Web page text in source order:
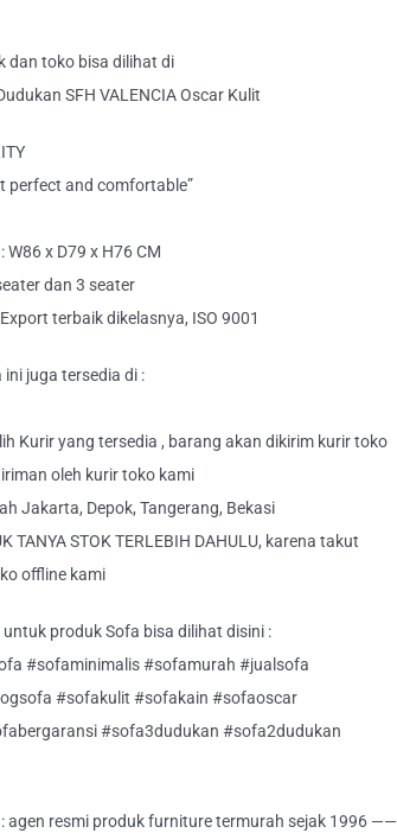
dan toko bisa dilihat di
SFH VALENCIA Oscar Kulit
perfect and comfortable”
W86 x D79 x H76 CM
dan 3 seater
terbaik dikelasnya, ISO 9001
juga tersedia di :
Kurir yang tersedia , barang akan dikirim kurir toko
oleh kurir toko kami
Jakarta, Depok, Tangerang, Bekasi
TANYA STOK TERLEBIH DAHULU, karena takut
offline kami
produk Sofa bisa dilihat disini :
#sofaminimalis #sofamurah #jualsofa
#sofakulit #sofakain #sofaoscar
#sofa3dudukan #sofa2dudukan
agen resmi produk furniture termurah sejak 1996 ——